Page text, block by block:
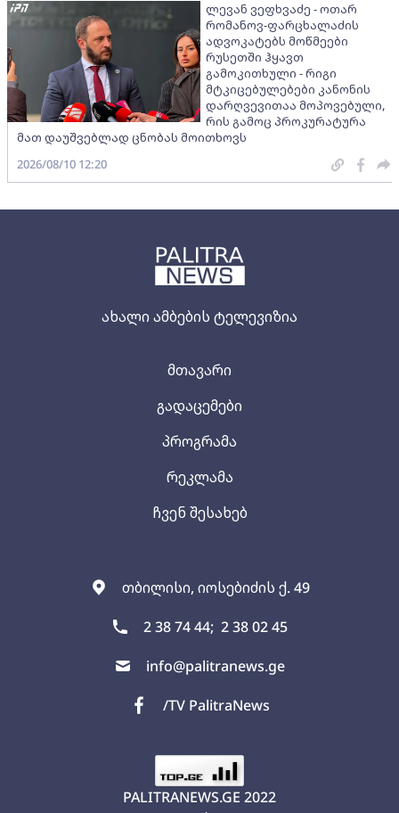
ახალი ამბების ტელევიზია
თბილისი, იოსებიძის ქ. 49
2 38 74 44; 2 38 02 45
info@palitranews.ge
/TV PalitraNews
მთავარი
გადაცემები
პროგრამა
რეკლამა
ჩვენ შესახებ
PALITRANEWS.GE 2022
ლევან ვეფხვაძე - ოთარ
რომანოვ-ფარცხალაძის
ადვოკატებს მოწმეები
რუსეთში ჰყავთ
გამოკითხული - რიგი
მტკიცებულებები კანონის
დარღვევითაა მოპოვებული,
რის გამოც პროკურატურა
მათ დაუშვებლად ცნობას მოითხოვს
2026/08/10 12:20